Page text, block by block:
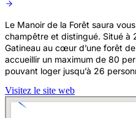
Le Manoir de la Forêt saura
champêtre et distingué. Situé à
Gatineau au cœur d’une forêt
accueillir un maximum de 80
pouvant loger jusqu’à 26
Visitez le site web